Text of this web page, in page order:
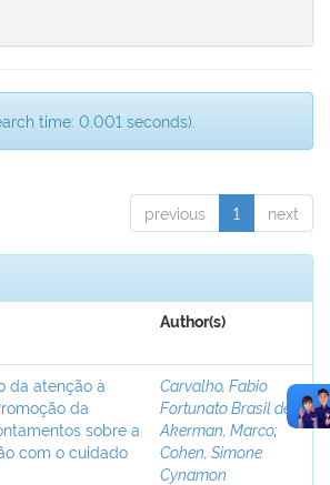
time: 0.001 seconds).
previous 1 next
Author(s)
da atenção à
da
sobre a
com o cuidado
Carvalho, Fabio
Fortunato Brasil de
Akerman, Marco;
Cohen, Simone
Cynamon